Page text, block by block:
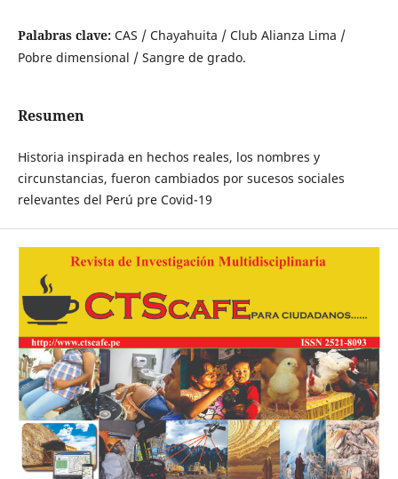
Palabras clave: CAS / Chayahuita / Club Alianza Lima /
Pobre dimensional / Sangre de grado.
Resumen
Historia inspirada en hechos reales, los nombres y
circunstancias, fueron cambiados por sucesos sociales
relevantes del Perú pre Covid-19